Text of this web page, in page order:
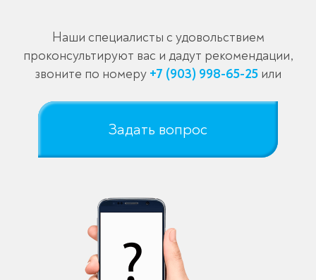
Наши специалисты с удовольствием
проконсультируют вас и дадут рекомендации,
звоните по номеру +7 (903) 998-65-25 или
Задать вопрос